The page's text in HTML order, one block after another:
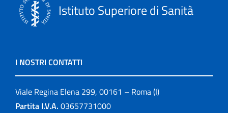
Istituto Superiore di Sanità
I NOSTRI CONTATTI
Viale Regina Elena 299, 00161 – Roma (I)
Partita I.V.A. 03657731000